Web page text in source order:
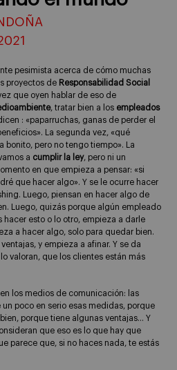
pesimista acerca de cómo muchas
proyectos de Responsabilidad Social
que oyen hablar de eso de
, tratar bien a los empleados
: «paparruchas, ganas de perder el
La segunda vez, «qué
bonito, pero no tengo tiempo». La
a cumplir la ley, pero ni un
en que empieza a pensar: «si
que hacer algo». Y se le ocurre hacer
Luego, piensan en hacer algo de
Luego, quizás porque algún empleado
esto o lo otro, empieza a darle
a hacer algo, solo para quedar bien.
y empieza a afinar. Y se da
valoran, que los clientes están más
los medios de comunicación: las
poco en serio esas medidas, porque
porque tiene algunas ventajas… Y
que eso es lo que hay que
parece que, si no haces nada, te estás